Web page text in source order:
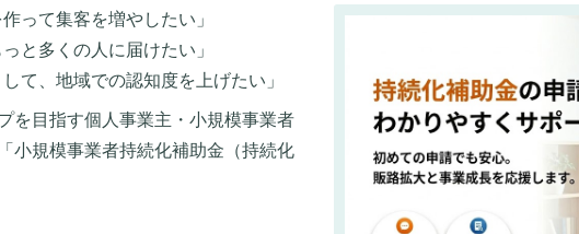
って集客を増やしたい」
と多くの人に届けたい」
て、地域での認知度を上げたい」
を目指す個人事業主・小規模事業者
小規模事業者持続化補助金（持続化